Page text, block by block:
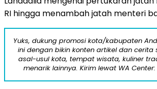
RI hingga menambah jatah menteri
Yuks, dukung promosi kota/kabupaten
ini dengan bikin konten artikel dan cerita
asal-usul kota, tempat wisata, kuliner
menarik lainnya. Kirim lewat WA Center: